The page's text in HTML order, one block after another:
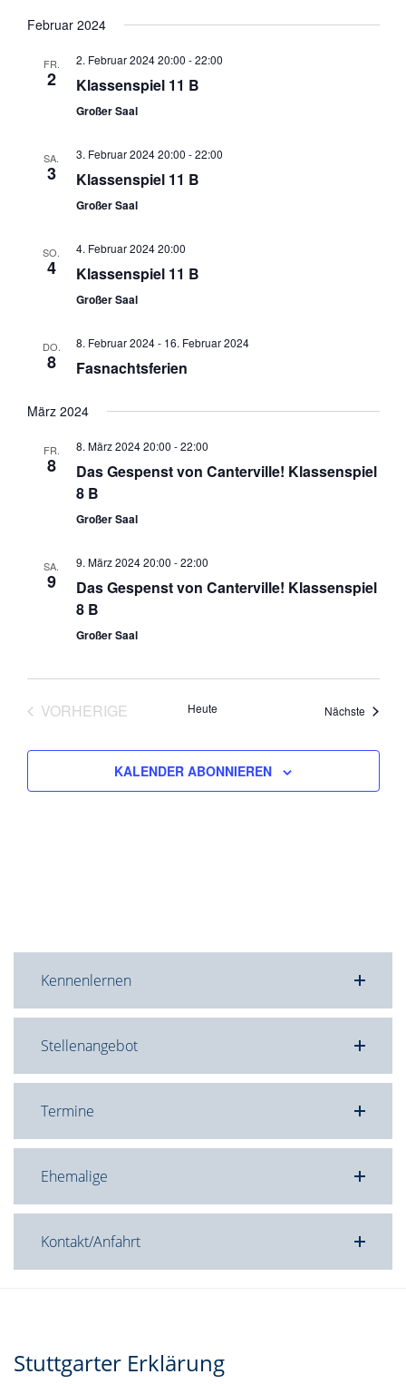
Februar 2024
FR.
2
2. Februar 2024 20:00 -22:00
Klassenspiel 11 B
Großer Saal
SA.
3
3. Februar 2024 20:00 -22:00
Klassenspiel 11 B
Großer Saal
SO.
4
4. Februar 2024 20:00
Klassenspiel 11 B
Großer Saal
DO.
8
8. Februar 2024- 16. Februar 2024
Fasnachtsferien
März 2024
FR.
8
8. März 2024 20:00 -22:00
Das Gespenst von Canterville! Klassenspiel
8 B
Großer Saal
SA.
9
9. März 2024 20:00 -22:00
Das Gespenst von Canterville! Klassenspiel
8 B
Großer Saal
VORHERIGE
Heute Nächste
KALENDER ABONNIEREN
Kennenlernen
Stellenangebot
Termine
Ehemalige
Kontakt/Anfahrt
Stuttgarter Erklärung